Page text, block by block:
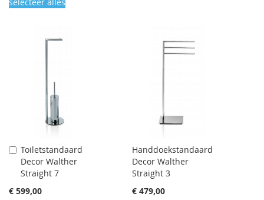
Toiletstandaard
Decor Walther
Straight 7
€ 599,00
Aan
winkelwagen
toevoegen
Handdoekstandaard
Decor Walther
Straight 3
€ 479,00